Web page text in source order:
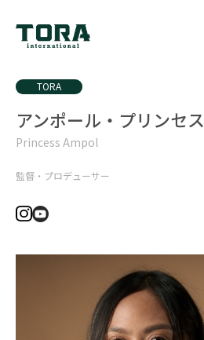
TORA
アンポール・プリンセス
Princess Ampol
監督・プロデューサー